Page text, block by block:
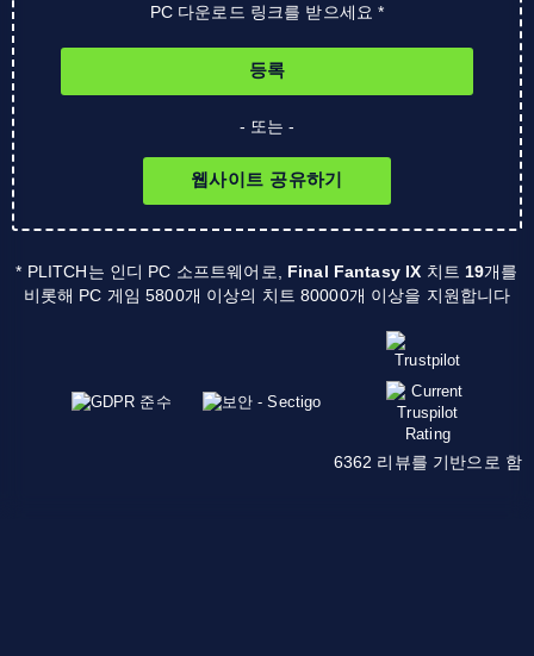
PC 다운로드 링크를 받으세요 *
등록
- 또는 -
웹사이트 공유하기
* PLITCH는 인디 PC 소프트웨어로, Final Fantasy IX 치트 19개를
비롯해 PC 게임 5800개 이상의 치트 80000개 이상을 지원합니다
6362 리뷰를 기반으로 함